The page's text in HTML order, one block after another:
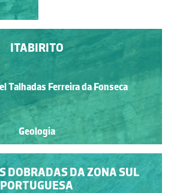
ITABIRITO
Talhadas Ferreira da Fonseca
Geologia
DOBRADAS DA ZONA SUL
PORTUGUESA